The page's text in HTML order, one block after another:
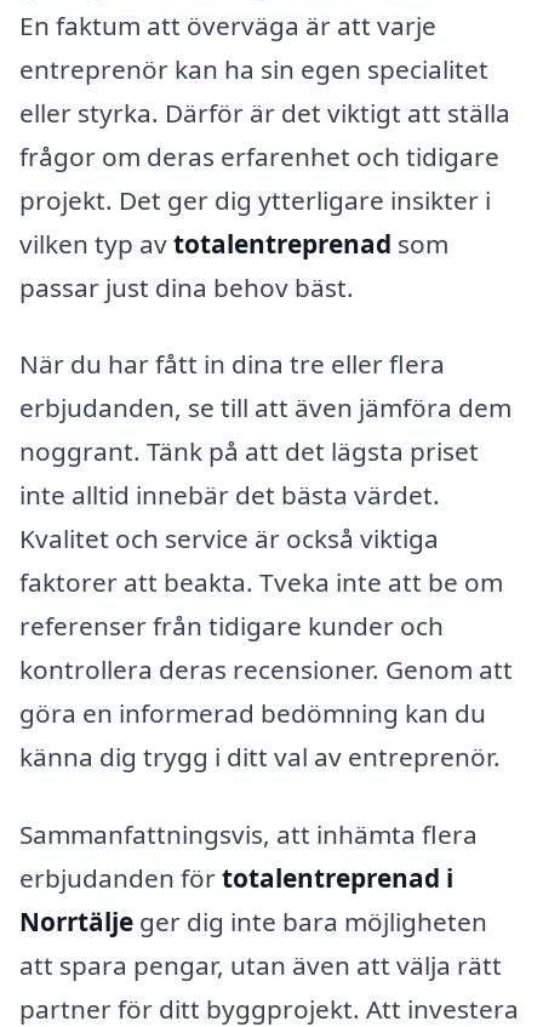
En faktum att överväga är att varje
entreprenör kan ha sin egen specialitet
eller styrka. Därför är det viktigt att ställa
frågor om deras erfarenhet och tidigare
projekt. Det ger dig ytterligare insikter i
vilken typ avtotalentreprenad som
passar just dina behov bäst.
När du har fått in dina tre eller flera
erbjudanden, se till att även jämföra dem
noggrant. Tänk på att det lägsta priset
inte alltid innebär det bästa värdet.
Kvalitet och service är också viktiga
faktorer att beakta. Tveka inte att be om
referenser från tidigare kunder och
kontrollera deras recensioner. Genom att
göra en informerad bedömning kan du
känna dig trygg i ditt val av entreprenör.
Sammanfattningsvis, att inhämta flera
erbjudanden förtotalentreprenad i
Norrtälje ger dig inte bara möjligheten
att spara pengar, utan även att välja rätt
partner för ditt byggprojekt. Att investera